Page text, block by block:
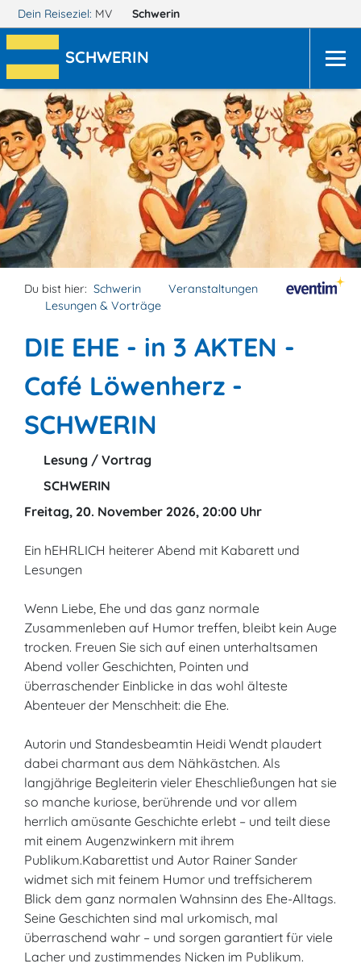
Dein Reiseziel: MV Schwerin
SCHWERIN
Du bist hier: Schwerin
Veranstaltungen
Lesungen & Vorträge
DIE EHE - in 3 AKTEN -
Café Löwenherz -
SCHWERIN
Lesung / Vortrag
SCHWERIN
Freitag, 20. November 2026, 20:00 Uhr
Ein hEHRLICH heiterer Abend mit Kabarett und
Lesungen
Wenn Liebe, Ehe und das ganz normale
Zusammenleben auf Humor treffen, bleibt kein Auge
trocken. Freuen Sie sich auf einen unterhaltsamen
Abend voller Geschichten, Pointen und
überraschender Einblicke in das wohl älteste
Abenteuer der Menschheit: die Ehe.
Autorin und Standesbeamtin Heidi Wendt plaudert
dabei charmant aus dem Nähkästchen. Als
langjährige Begleiterin vieler Eheschließungen hat sie
so manche kuriose, berührende und vor allem
herrlich amüsante Geschichte erlebt – und teilt diese
mit einem Augenzwinkern mit ihrem
Publikum.Kabarettist und Autor Rainer Sander
widmet sich mit feinem Humor und treffsicherem
Blick dem ganz normalen Wahnsinn des Ehe-Alltags.
Seine Geschichten sind mal urkomisch, mal
überraschend wahr – und sorgen garantiert für viele
Lacher und zustimmendes Nicken im Publikum.